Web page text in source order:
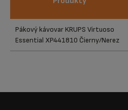
Pákový kávovar KRUPS Virtuoso
Essential XP441810 Čierny/Nerez